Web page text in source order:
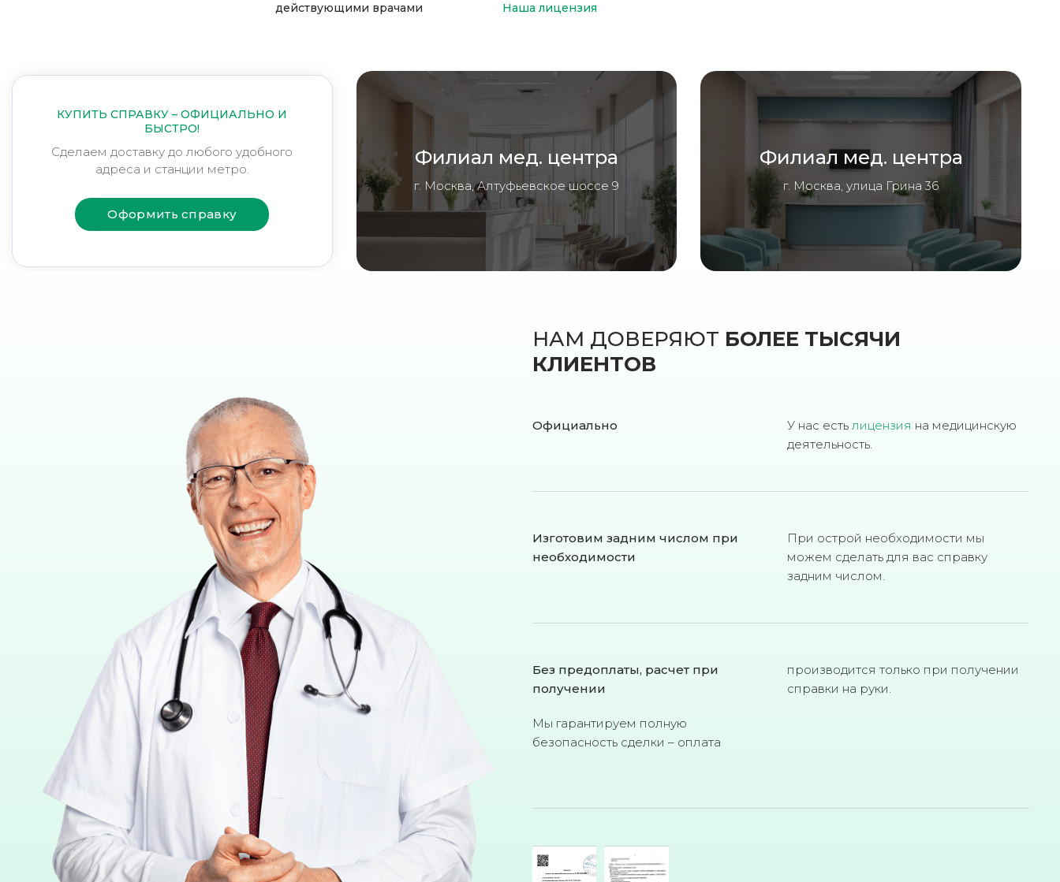
действующими врачами
Наша лицензия
КУПИТЬ СПРАВКУ – ОФИЦИАЛЬНО И
БЫСТРО!
Сделаем доставку до любого удобного
адреса и станции метро.
Оформить справку
Филиал мед. центра
г. Москва, Алтуфьевское шоссе 9
Филиал мед. центра
г. Москва, улица Грина 36
НАМ ДОВЕРЯЮТ БОЛЕЕ ТЫСЯЧИ
КЛИЕНТОВ
Официально У нас есть лицензия на медицинскую
деятельность.
Изготовим задним числом при
необходимости
При острой необходимости мы
можем сделать для вас справку
задним числом.
Без предоплаты, расчет при
получении
Мы гарантируем полную
безопасность сделки – оплата
производится только при получении
справки на руки.